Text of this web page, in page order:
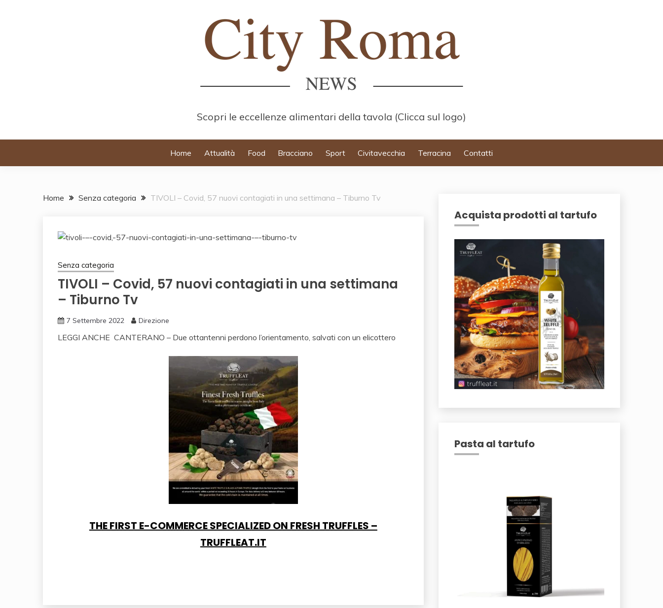
Scopri le eccellenze alimentari della tavola (Clicca sul logo)
Home Attualità Food Bracciano Sport Civitavecchia Terracina Contatti
Home Senza categoria TIVOLI – Covid, 57 nuovi contagiati in una settimana – Tiburno Tv
Senza categoria
TIVOLI – Covid, 57 nuovi contagiati in una settimana
– Tiburno Tv
7 Settembre 2022 Direzione
LEGGI ANCHE CANTERANO – Due ottantenni perdono l’orientamento, salvati con un elicottero
THE FIRST E-COMMERCE SPECIALIZED ON FRESH TRUFFLES –
TRUFFLEAT.IT
Acquista prodotti al tartufo
Pasta al tartufo